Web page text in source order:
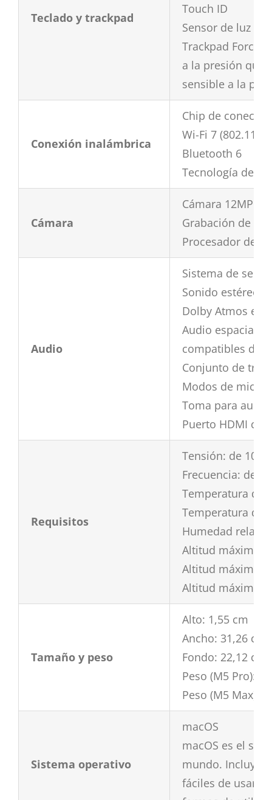
Teclado y trackpad
Touch ID
Sensor de luz
Trackpad Force
a la presión que
sensible a la
Conexión inalámbrica
Chip de
Wi-Fi 7 (802.11be)
Bluetooth 6
Tecnología de
Cámara
Cámara 12MP
Grabación de
Procesador de
Audio
Sistema de seis
Sonido estéreo
Dolby Atmos en
Audio espacial
compatibles de
Conjunto de
Modos de
Toma para
Puerto HDMI
Requisitos
Tensión: de 100
Frecuencia: de
Temperatura de
Temperatura de
Humedad
Altitud máxima
Altitud máxima
Altitud máxima
Tamaño y peso
Alto: 1,55 cm
Ancho: 31,26 cm
Fondo: 22,12 cm
Peso (M5 Pro):
Peso (M5 Max):
Sistema operativo
macOS
macOS es el
mundo. Incluye
fáciles de usar